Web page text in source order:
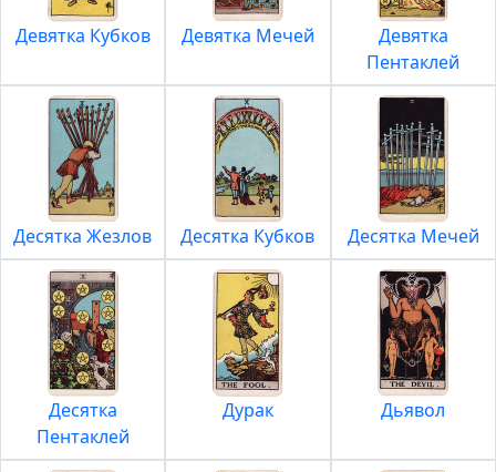
Девятка Кубков Девятка Мечей
Девятка
Пентаклей
Десятка Жезлов Десятка Кубков Десятка Мечей
Десятка
Пентаклей
Дурак Дьявол